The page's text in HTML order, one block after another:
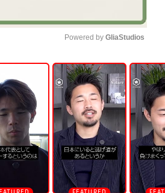
U
n
m
u
t
e
Powered by GliaStudios